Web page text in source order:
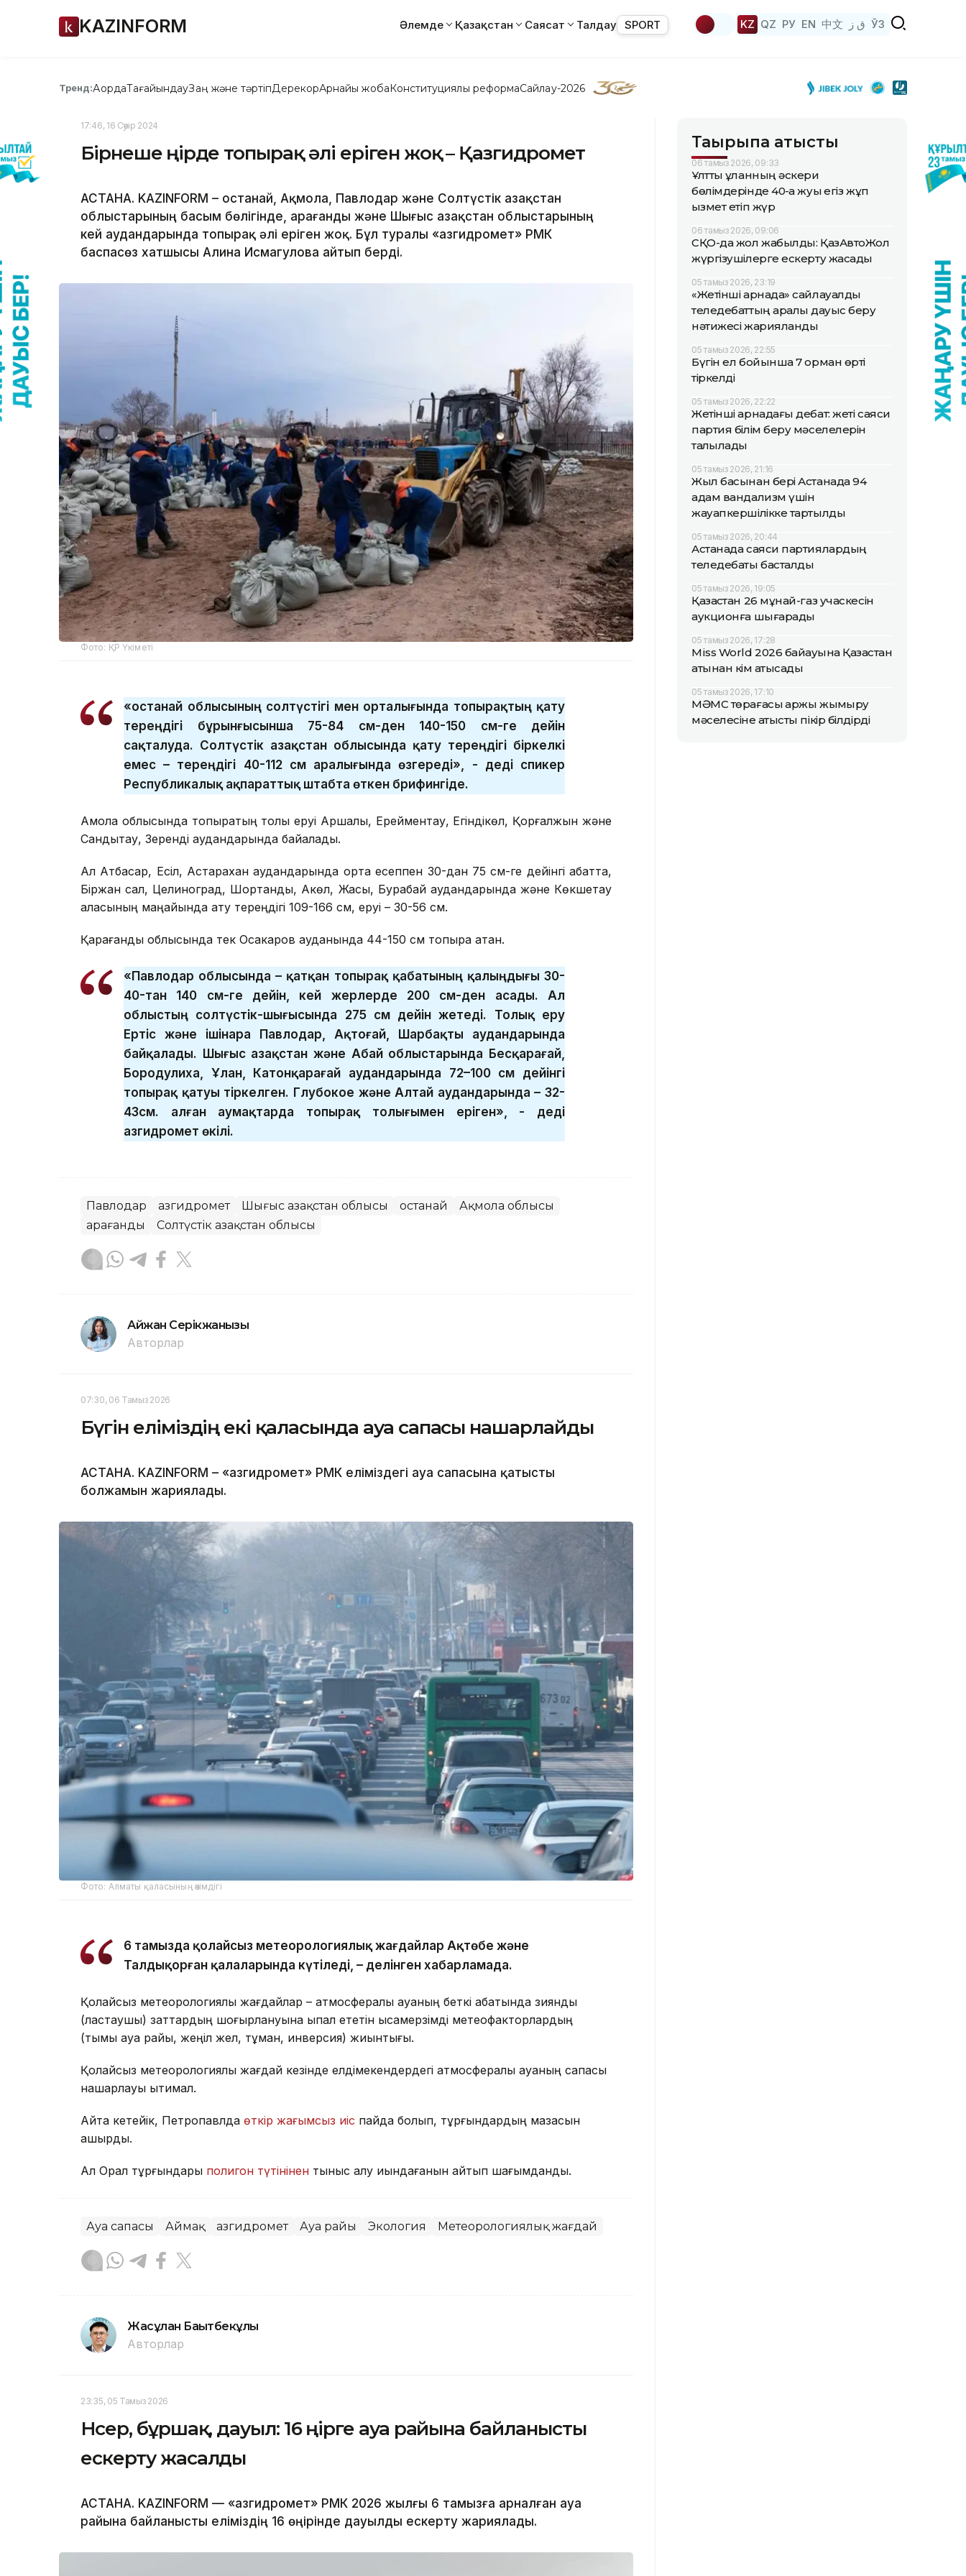
KAZINFORM Әлемде Қазақстан Саясат Талдау SPORT KZ QZ РУ EN 中文 ق ز ЎЗ
Тренд:АқордаТағайындауЗаң және тәртіпДерекқорАрнайы жобаКонституциялық реформаСайлау-2026
17:46, 16 Сәуір 2024
Бірнеше өңірде топырақ әлі еріген жоқ – Қазгидромет
АСТАНА. KAZINFORM – Қостанай, Ақмола, Павлодар және Солтүстік Қазақстан
облыстарының басым бөлігінде, Қарағанды және Шығыс Қазақстан облыстарының
кей аудандарында топырақ әлі еріген жоқ. Бұл туралы «Қазгидромет» РМК
баспасөз хатшысы Алина Исмагулова айтып берді.
Фото: ҚР Үкіметі
«Қостанай облысының солтүстігі мен орталығында топырақтың қату
тереңдігі бұрынғысынша 75-84 см-ден 140-150 см-ге дейін
сақталуда. Солтүстік Қазақстан облысында қату тереңдігі біркелкі
емес – тереңдігі 40-112 см аралығында өзгереді», - деді спикер
Республикалық ақпараттық штабта өткен брифингіде.
Ақмола облысында топырақтың толық еруі Аршалы, Ерейментау, Егіндікөл, Қорғалжын және
Сандықтау, Зеренді аудандарында байқалады.
Ал Атбасар, Есіл, Астарахан аудандарында орта есеппен 30-дан 75 см-ге дейінгі қабатта,
Біржан сал, Целиноград, Шортанды, Ақкөл, Жақсы, Бурабай аудандарында және Көкшетау
қаласының маңайында қату тереңдігі 109-166 см, еруі – 30-56 см.
Қарағанды облысында тек Осакаров ауданында 44-150 см топырақ қатқан.
«Павлодар облысында – қатқан топырақ қабатының қалыңдығы 30-
40-тан 140 см-ге дейін, кей жерлерде 200 см-ден асады. Ал
облыстың солтүстік-шығысында 275 см дейін жетеді. Толық еру
Ертіс және ішінара Павлодар, Ақтоғай, Шарбақты аудандарында
байқалады. Шығыс Қазақстан және Абай облыстарында Бесқарағай,
Бородулиха, Ұлан, Катонқарағай аудандарында 72–100 см дейінгі
топырақ қатуы тіркелген. Глубокое және Алтай аудандарында – 32-
43см. Қалған аумақтарда топырақ толығымен еріген», - деді
Қазгидромет өкілі.
Павлодар Қазгидромет Шығыс Қазақстан облысы Қостанай
Ақмола облысы
Қарағанды
Солтүстік Қазақстан облысы
Айжан Серікжанқызы
Авторлар
07:30, 06 Тамыз 2026
Бүгін еліміздің екі қаласында ауа сапасы нашарлайды
АСТАНА. KAZINFORM – «Қазгидромет» РМК еліміздегі ауа сапасына қатысты
болжамын жариялады.
Фото: Алматы қаласының әкімдігі
6 тамызда қолайсыз метеорологиялық жағдайлар Ақтөбе және
Талдықорған қалаларында күтіледі, – делінген хабарламада.
Қолайсыз метеорологиялық жағдайлар – атмосфералық ауаның беткі қабатында зиянды
(ластаушы) заттардың шоғырлануына ықпал ететін қысқамерзімді метеофакторлардың
(тымық ауа райы, жеңіл жел, тұман, инверсия) жиынтығы.
Қолайсыз метеорологиялық жағдай кезінде елдімекендердегі атмосфералық ауаның сапасы
нашарлауы ықтимал.
Айта кетейік, Петропавлда өткір жағымсыз иіс пайда болып, тұрғындардың мазасын
қашырды.
Ал Орал тұрғындары полигон түтінінен тыныс алу қиындағанын айтып шағымданды.
Ауа сапасы Аймақ Қазгидромет Ауа райы Экология Метеорологиялық жағдай
Жасұлан Бақытбекұлы
Авторлар
23:35, 05 Тамыз 2026
Нөсер, бұршақ, дауыл: 16 өңірге ауа райына байланысты
ескерту жасалды
АСТАНА. KAZINFORM — «Қазгидромет» РМК 2026 жылғы 6 тамызға арналған ауа
райына байланысты еліміздің 16 өңірінде дауылды ескерту жариялады.
Тақырыпқа қатысты
06 тамыз 2026, 09:33
Ұлттық ұланның әскери
бөлімдерінде 40-қа жуық егіз жұп
қызмет етіп жүр
06 тамыз 2026, 09:06
СҚО-да жол жабылды: ҚазАвтоЖол
жүргізушілерге ескерту жасады
05 тамыз 2026, 23:19
«Жетінші арнада» сайлауалды
теледебаттың аралық дауыс беру
нәтижесі жарияланды
05 тамыз 2026, 22:55
Бүгін ел бойынша 7 орман өрті
тіркелді
05 тамыз 2026, 22:22
Жетінші арнадағы дебат: жеті саяси
партия білім беру мәселелерін
талқылады
05 тамыз 2026, 21:16
Жыл басынан бері Астанада 94
адам вандализм үшін
жауапкершілікке тартылды
05 тамыз 2026, 20:44
Астанада саяси партиялардың
теледебаты басталды
05 тамыз 2026, 19:05
Қазақстан 26 мұнай-газ учаскесін
аукционға шығарады
05 тамыз 2026, 17:28
Miss World 2026 байқауына Қазақстан
атынан кім қатысады
05 тамыз 2026, 17:10
МӘМС төрағасы қаржы жымқыру
мәселесіне қатысты пікір білдірді